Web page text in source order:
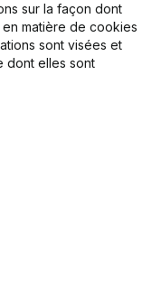
Coordination,
…) -
sur la façon dont
matière de cookies
sont visées et
dont elles sont